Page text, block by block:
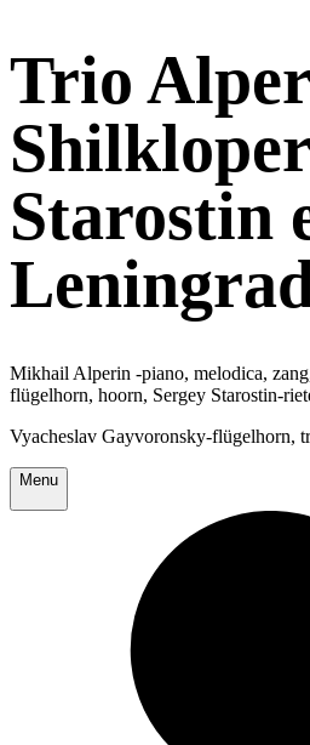
Trio
Starostin
Mikhail Alperin -piano, melodica,
flügelhorn, hoorn, Sergey Starostin-
Vyacheslav Gayvoronsky-flügelhorn,
Menu